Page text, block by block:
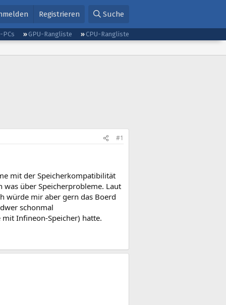
Registrieren Suche
PCs GPU-Rangliste CPU-Rangliste
#1
mit der Speicherkompatibilität
was über Speicherprobleme. Laut
würde mir aber gern das Boerd
schonmal
Infineon-Speicher) hatte.